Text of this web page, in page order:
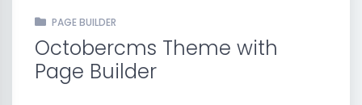
PAGE BUILDER
Octobercms Theme with
Page Builder